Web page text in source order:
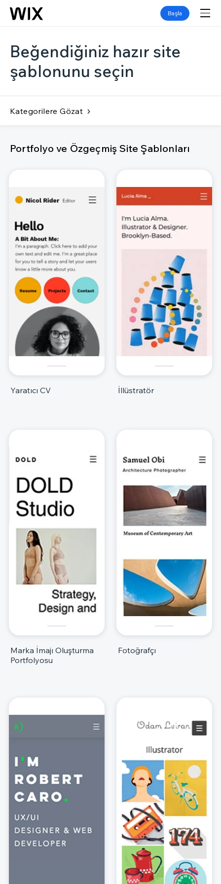
Başla
Beğendiğiniz hazır site
şablonunu seçin
Kategorilere Gözat
Portfolyo ve Özgeçmiş Site Şablonları
Yaratıcı CV İllüstratör
Marka İmajı Oluşturma
Portfolyosu
Fotoğrafçı